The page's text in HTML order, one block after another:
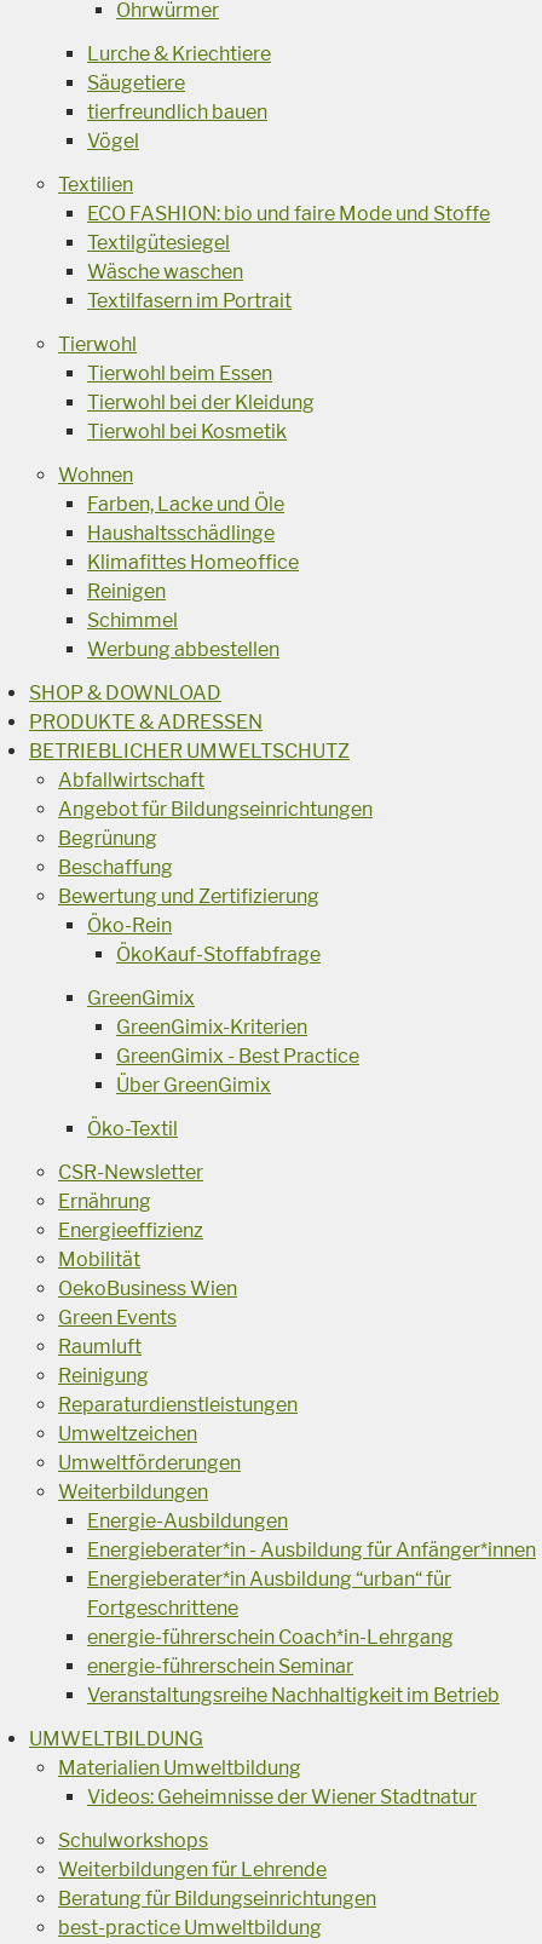
Ohrwürmer
Lurche & Kriechtiere
Säugetiere
tierfreundlich bauen
Vögel
Textilien
ECO FASHION: bio und faire Mode und Stoffe
Textilgütesiegel
Wäsche waschen
Textilfasern im Portrait
Tierwohl
Tierwohl beim Essen
Tierwohl bei der Kleidung
Tierwohl bei Kosmetik
Wohnen
Farben, Lacke und Öle
Haushaltsschädlinge
Klimafittes Homeoffice
Reinigen
Schimmel
Werbung abbestellen
SHOP & DOWNLOAD
PRODUKTE & ADRESSEN
BETRIEBLICHER UMWELTSCHUTZ
Abfallwirtschaft
Angebot für Bildungseinrichtungen
Begrünung
Beschaffung
Bewertung und Zertifizierung
Öko-Rein
ÖkoKauf-Stoffabfrage
GreenGimix
GreenGimix-Kriterien
GreenGimix - Best Practice
Über GreenGimix
Öko-Textil
CSR-Newsletter
Ernährung
Energieeffizienz
Mobilität
OekoBusiness Wien
Green Events
Raumluft
Reinigung
Reparaturdienstleistungen
Umweltzeichen
Umweltförderungen
Weiterbildungen
Energie-Ausbildungen
Energieberater*in - Ausbildung für Anfänger*innen
Energieberater*in Ausbildung “urban“ für
Fortgeschrittene
energie-führerschein Coach*in-Lehrgang
energie-führerschein Seminar
Veranstaltungsreihe Nachhaltigkeit im Betrieb
UMWELTBILDUNG
Materialien Umweltbildung
Videos: Geheimnisse der Wiener Stadtnatur
Schulworkshops
Weiterbildungen für Lehrende
Beratung für Bildungseinrichtungen
best-practice Umweltbildung